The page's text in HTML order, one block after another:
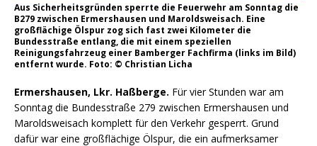
Aus Sicherheitsgründen sperrte die Feuerwehr am Sonntag die
B279 zwischen Ermershausen und Maroldsweisach. Eine
großflächige Ölspur zog sich fast zwei Kilometer die
Bundesstraße entlang, die mit einem speziellen
Reinigungsfahrzeug einer Bamberger Fachfirma (links im Bild)
entfernt wurde. Foto: © Christian Licha
Ermershausen, Lkr. Haßberge. Für vier Stunden war am
Sonntag die Bundesstraße 279 zwischen Ermershausen und
Maroldsweisach komplett für den Verkehr gesperrt. Grund
dafür war eine großflächige Ölspur, die ein aufmerksamer